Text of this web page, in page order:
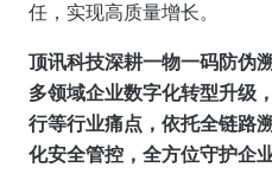
任，实现高质量增长。
顶讯科技深耕一物一码防伪
多领域企业数字化转型升级
行等行业痛点，依托全链路
化安全管控，全方位守护企